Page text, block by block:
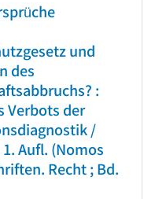
und
des
:
Verbots der
/
Aufl. (Nomos
Recht ; Bd.